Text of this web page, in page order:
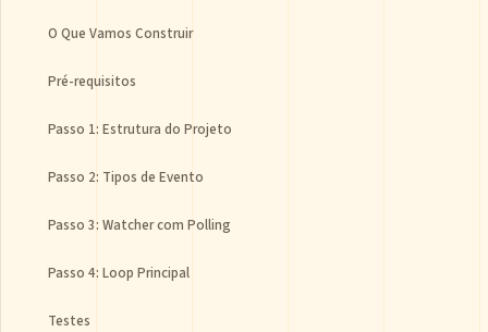
O Que Vamos Construir
Pré-requisitos
Passo 1: Estrutura do Projeto
Passo 2: Tipos de Evento
Passo 3: Watcher com Polling
Passo 4: Loop Principal
Testes